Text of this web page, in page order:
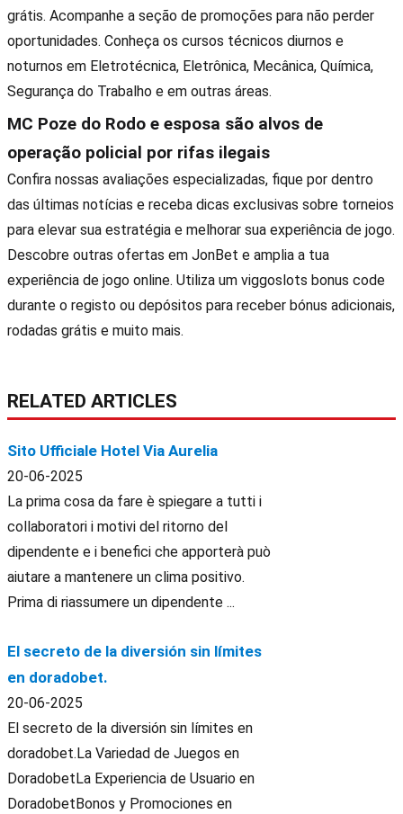
grátis. Acompanhe a seção de promoções para não perder
oportunidades. Conheça os cursos técnicos diurnos e
noturnos em Eletrotécnica, Eletrônica, Mecânica, Química,
Segurança do Trabalho e em outras áreas.
MC Poze do Rodo e esposa são alvos de
operação policial por rifas ilegais
Confira nossas avaliações especializadas, fique por dentro
das últimas notícias e receba dicas exclusivas sobre torneios
para elevar sua estratégia e melhorar sua experiência de jogo.
Descobre outras ofertas em JonBet e amplia a tua
experiência de jogo online. Utiliza um viggoslots bonus code
durante o registo ou depósitos para receber bónus adicionais,
rodadas grátis e muito mais.
RELATED ARTICLES
Sito Ufficiale Hotel Via Aurelia
20-06-2025
La prima cosa da fare è spiegare a tutti i
collaboratori i motivi del ritorno del
dipendente e i benefici che apporterà può
aiutare a mantenere un clima positivo.
Prima di riassumere un dipendente ...
El secreto de la diversión sin límites
en doradobet.
20-06-2025
El secreto de la diversión sin límites en
doradobet.La Variedad de Juegos en
DoradobetLa Experiencia de Usuario en
DoradobetBonos y Promociones en